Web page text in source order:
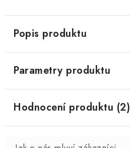
Popis produktu
Parametry produktu
Hodnocení produktu (2)